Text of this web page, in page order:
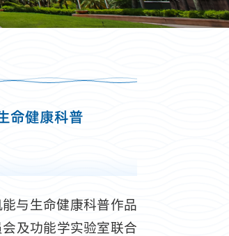
命健康科普
与生命健康科普作品
及功能学实验室联合